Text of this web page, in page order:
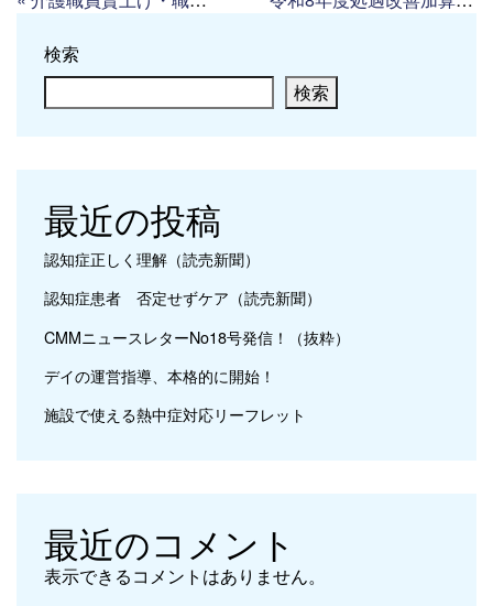
検索
検索
最近の投稿
認知症正しく理解（読売新聞）
認知症患者 否定せずケア（読売新聞）
CMMニュースレターNo18号発信！（抜粋）
デイの運営指導、本格的に開始！
施設で使える熱中症対応リーフレット
最近のコメント
表示できるコメントはありません。